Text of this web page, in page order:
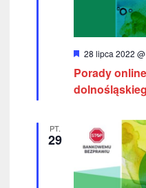
W
r
ó
ż
e
28 lipca 2022
Porady
PT.
29